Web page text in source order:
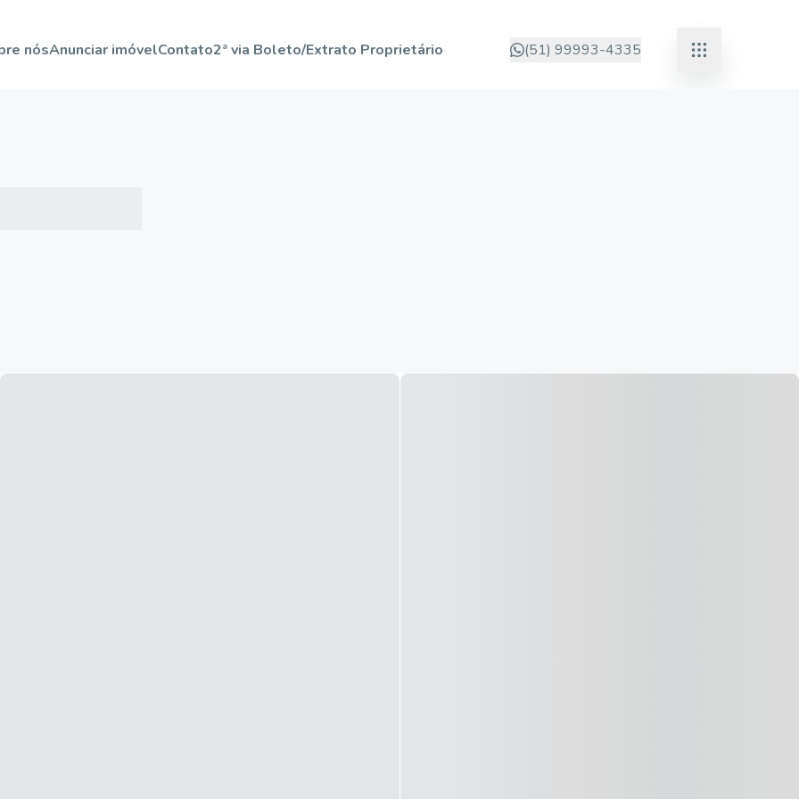
nósAnunciar imóvelContato2ª via Boleto/Extrato Proprietário (51) 99993-4335